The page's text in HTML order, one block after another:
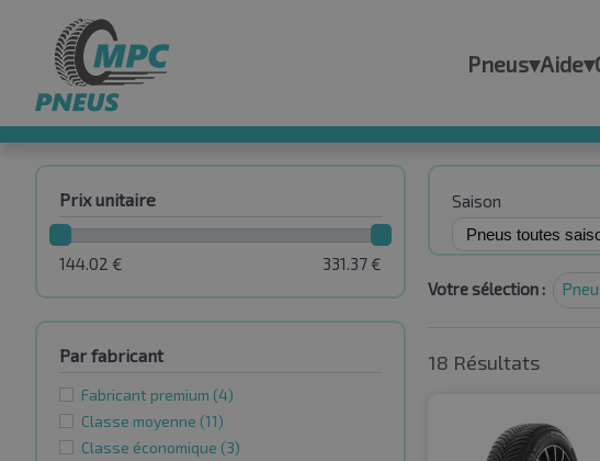
Pneus▾Aide▾
Prix unitaire
331.37 €
144.02 €
Par fabricant
Fabricant premium (4)
Classe moyenne (11)
Classe économique (3)
Saison
Votre sélection :
18 Résultats